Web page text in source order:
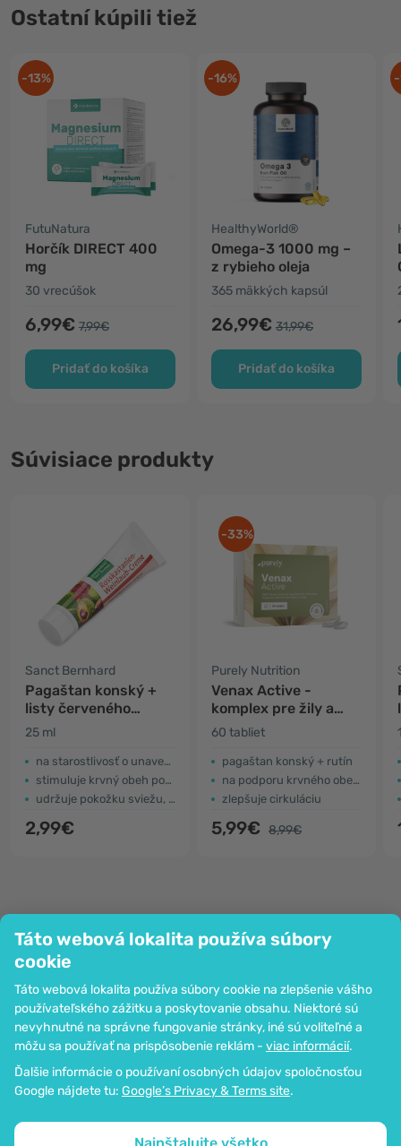
Táto webová lokalita používa súbory
cookie
Táto webová lokalita používa súbory cookie na zlepšenie vášho
používateľského zážitku a poskytovanie obsahu. Niektoré sú
nevyhnutné na správne fungovanie stránky, iné sú voliteľné a
môžu sa používať na prispôsobenie reklám - viac informácií.
Ďalšie informácie o používaní osobných údajov spoločnosťou
Google nájdete tu: Google’s Privacy & Terms site.
Ostatní kúpili tiež
-13%
FutuNatura
Horčík DIRECT 400
mg
30 vrecúšok
6,99€ 7,99€
Pridať do košíka
-16%
HealthyWorld®
Omega-3 1000 mg –
z rybieho oleja
365 mäkkých kapsúl
26,99€ 31,99€
Pridať do košíka
-
Súvisiace produkty
Sanct Bernhard
Pagaštan konský +
listy červeného
viniča, krém
25 ml
na starostlivosť o unavené nohy
stimuluje krvný obeh pokožky
udržuje pokožku sviežu, hladkú a pružnú
2,99€
-33%
Purely Nutrition
Venax Active -
komplex pre žily a
krvný obeh
60 tabliet
pagaštan konský + rutín
na podporu krvného obehu
zlepšuje cirkuláciu
5,99€ 8,99€
Spoločnosť
Informácie
Pripoj sa k nám
Pomoc a objednávky
Možnosť platby kartou. Zaručená ochrana osobných údajov
prostredníctvom šifrovania SSL.
Mapa stránok